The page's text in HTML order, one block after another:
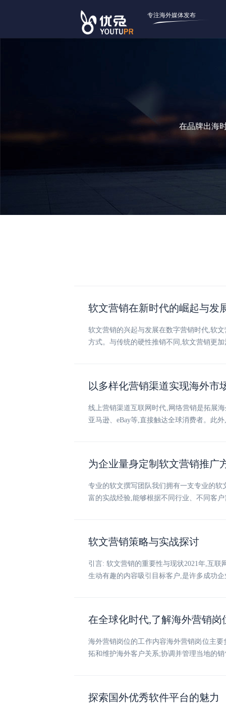
专注海外媒体发布
在品牌出海
软文营销在新时代的崛起与发
软文营销的兴起与发展在数字营销时代,软
方式。与传统的硬性推销不同,软文营销更
以多样化营销渠道实现海外市
线上营销渠道互联网时代,网络营销是拓展
亚马逊、eBay等,直接触达全球消费者。此
为企业量身定制软文营销推广
专业的软文撰写团队我们拥有一支专业的
富的实战经验,能够根据不同行业、不同客
软文营销策略与实战探讨
引言: 软文营销的重要性与现状2021年,互
生动有趣的内容吸引目标客户,是许多成功
在全球化时代,了解海外营销岗
海外营销岗位的工作内容海外营销岗位主
拓和维护海外客户关系;协调并管理当地的
探索国外优秀软件平台的魅力